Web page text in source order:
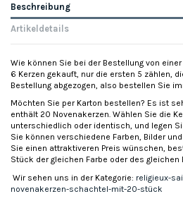
Beschreibung
Artikeldetails
Wie können Sie bei der Bestellung von
6 Kerzen gekauft, nur die ersten 5 zählen,
Bestellung abgezogen, also bestellen Sie
Möchten Sie per Karton bestellen? Es ist
enthält 20 Novenakerzen. Wählen Sie die
unterschiedlich oder identisch, und legen
Sie können verschiedene Farben, Bilder
Sie einen attraktiveren Preis wünschen,
Stück der gleichen Farbe oder des gleichen
Wir sehen uns in der Kategorie: religieux-
novenakerzen-schachtel-mit-20-stück